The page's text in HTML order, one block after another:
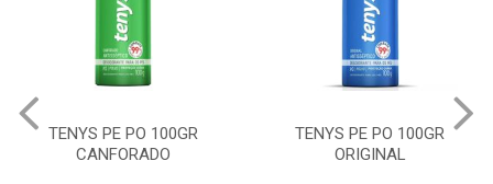
TENYS PE PO 100GR
CANFORADO
TENYS PE PO 100GR
ORIGINAL